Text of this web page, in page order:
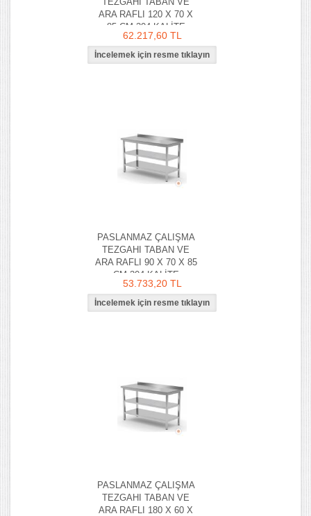
ARA RAFLI 120 X 70 X
85 CM 304 KALİTE
62.217,60 TL
PASLANMAZ ÇALIŞMA
TEZGAHI TABAN VE
ARA RAFLI 90 X 70 X 85
CM 304 KALİTE
53.733,20 TL
PASLANMAZ ÇALIŞMA
TEZGAHI TABAN VE
ARA RAFLI 180 X 60 X